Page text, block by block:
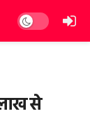
Dark mode
से